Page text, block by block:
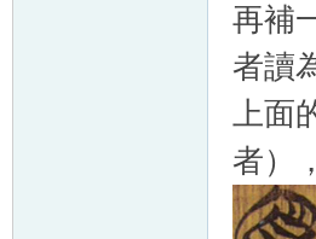
再補
者讀
上面
者）